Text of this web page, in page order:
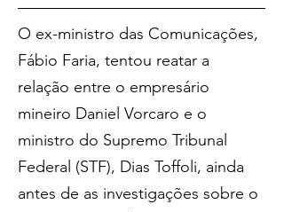
O ex-ministro das Comunicações,
Fábio Faria, tentou reatar a
relação entre o empresário
mineiro Daniel Vorcaro e o
ministro do Supremo Tribunal
Federal (STF), Dias Toffoli, ainda
antes de as investigações sobre o